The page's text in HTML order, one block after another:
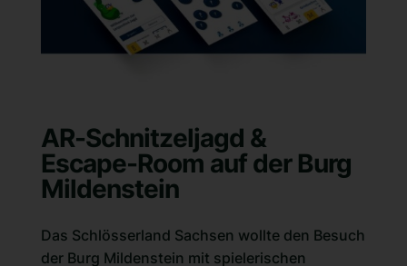
AR-Schnitzeljagd &
Escape-Room auf der Burg
Mildenstein
Das Schlösserland Sachsen wollte den Besuch
der Burg Mildenstein mit spielerischen